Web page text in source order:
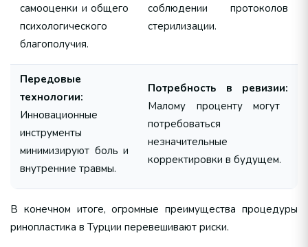
самооценки и общего
психологического
благополучия.
соблюдении протоколов
стерилизации.
Передовые
технологии:
Инновационные
инструменты
минимизируют боль и
внутренние травмы.
Потребность в ревизии:
Малому проценту могут
потребоваться
незначительные
корректировки в будущем.
В конечном итоге, огромные преимущества процедуры
ринопластика в Турции перевешивают риски.